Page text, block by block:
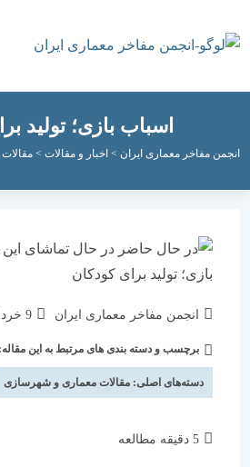
اسباب بازی؛ تولید برای
مفاخر معماری ایران > اخبار و مقالات>مقالات
انجمن مفاخر معماری ایران
نوشته
شده
است:
9 خرداد 1402
برچسب و دسته بندی های مرتبط به این مقاله:
دسته‌های اصلی:مقالات معماری و شهرسازی